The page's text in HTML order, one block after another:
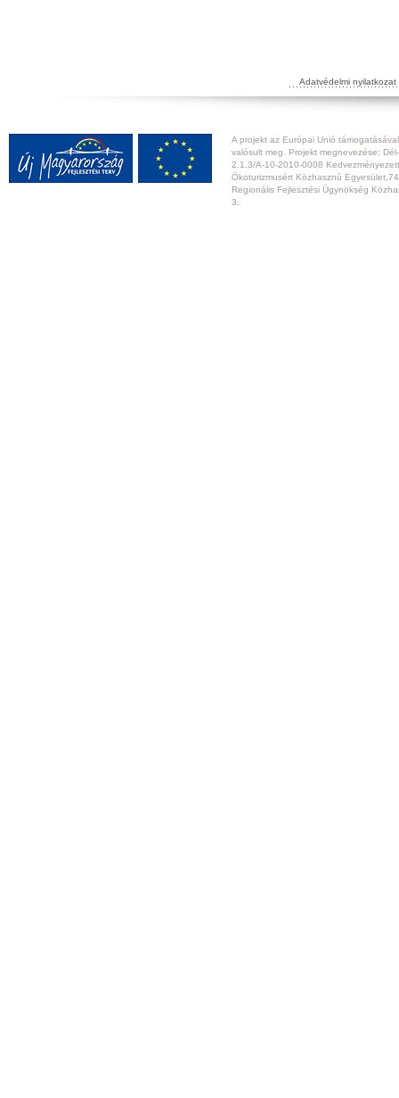
Adatvédelmi nyilatkozat
A projekt az Európai Unió
valósult meg. Projekt megnevezése:
2.1.3/A-10-2010-0008
Ökoturizmusért Közhasznú
Regionális Fejlesztési Ügynökség
3.